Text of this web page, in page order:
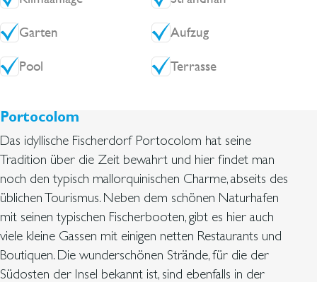
eine Bar und ein Restaurant mit ausgewählter
Speisekarte sowie einen Coworking-Bereich.
Zu den weiteren Annehmlichkeiten gehören ein Mini-
Markt, ein voll ausgestattetes Fitnessstudio mit Sauna
Pizza zu entspannten Mahlzeiten ein, während eine
hauseigene Wäscherei zusätzlichen Komfort bietet.
Genießen Sie die Vorteile eines sorgenfreien
Immobilienbesitzes: Das professionelle Management
übernimmt sämtliche Aspekte der
Immobilienverwaltung, sodass Sie sich entspannt
zurücklehnen und gleichzeitig das Potenzial Ihrer
Investition maximieren können.
Garten Aufzug
Pool Terrasse
Portocolom
Das idyllische Fischerdorf Portocolom hat seine
Tradition über die Zeit bewahrt und hier findet man
noch den typisch mallorquinischen Charme, abseits des
üblichen Tourismus. Neben dem schönen Naturhafen
mit seinen typischen Fischerbooten, gibt es hier auch
viele kleine Gassen mit einigen netten Restaurants und
Boutiquen. Die wunderschönen Strände, für die der
Südosten der Insel bekannt ist, sind ebenfalls in der